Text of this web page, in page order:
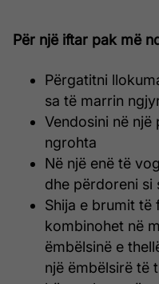
Për një iftar pak më
Përgatitni
sa të marrin
Vendosini në një
ngrohta
Në një enë të
dhe përdoreni si
Shija e brumit të
kombinohet në
ëmbëlsinë e
një ëmbëlsirë të